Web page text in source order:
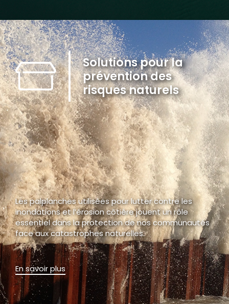
Solutions pour la
prévention des
risques naturels
Les palplanches utilisées pour lutter contre les
inondations et l’érosion côtière jouent un rôle
essentiel dans la protection de nos communautés
face aux catastrophes naturelles.
En savoir plus